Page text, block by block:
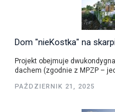
Dom "nieKostka" na
Projekt obejmuje
dachem (zgodnie z MPZP –
PAŹDZIERNIK 21, 2025